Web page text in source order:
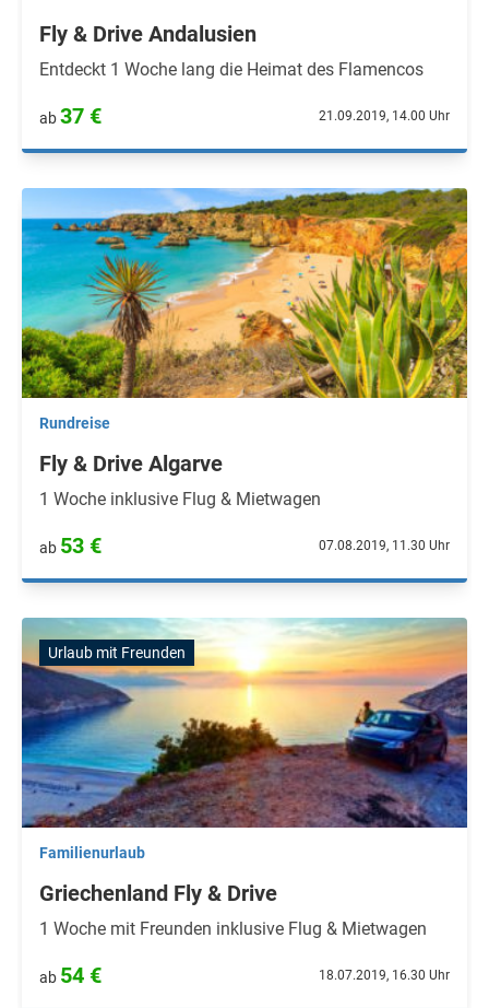
Fly & Drive Andalusien
Entdeckt 1 Woche lang die Heimat des Flamencos
ab37 € 21.09.2019, 14.00 Uhr
Rundreise
Fly & Drive Algarve
1 Woche inklusive Flug & Mietwagen
ab 53 € 07.08.2019, 11.30 Uhr
Urlaub mit Freunden
Familienurlaub
Griechenland Fly & Drive
1 Woche mit Freunden inklusive Flug & Mietwagen
ab 54 € 18.07.2019, 16.30 Uhr